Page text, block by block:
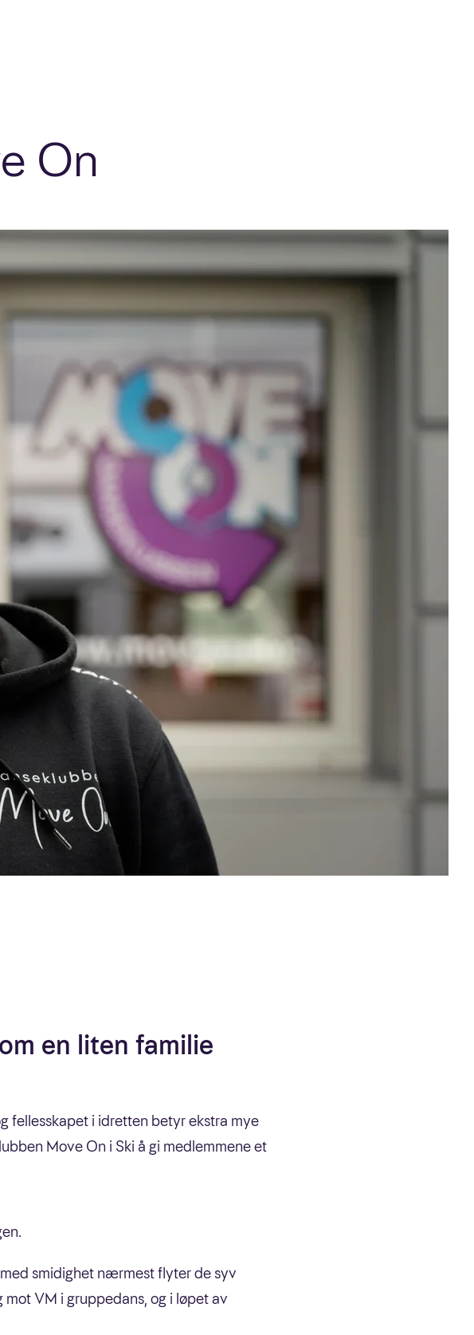
On
en liten familie
fellesskapet i idretten betyr ekstra mye
Move On i Ski å gi medlemmene et
smidighet nærmest flyter de syv
VM i gruppedans, og i løpet av